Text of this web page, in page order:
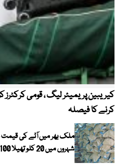
کرنے کا فیصلہ
ملک بھر میں آٹے کی
شہروں میں 20 کلو تھیلا 100 روپے تک مہنگا